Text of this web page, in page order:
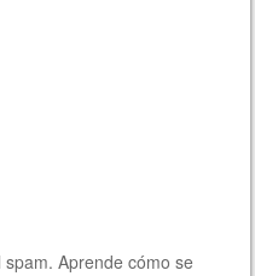
spam.Aprende cómo se